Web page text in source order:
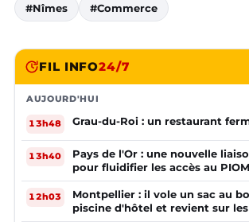
#Nîmes #Commerce
FIL INFO24/7
AUJOURD'HUI
13h48 Grau-du-Roi : un restaurant
13h40
Pays de l'Or : une nouvelle
pour fluidifier les accès au PIOM
12h03
Montpellier : il vole un sac au
piscine d'hôtel et revient sur